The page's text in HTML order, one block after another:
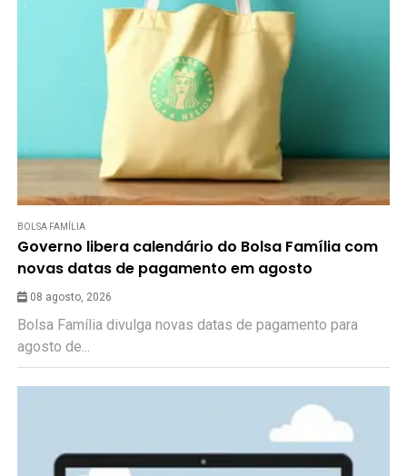
BOLSA FAMÍLIA
Governo libera calendário do Bolsa Família com
novas datas de pagamento em agosto
08 agosto, 2026
Bolsa Família divulga novas datas de pagamento para
agosto de...